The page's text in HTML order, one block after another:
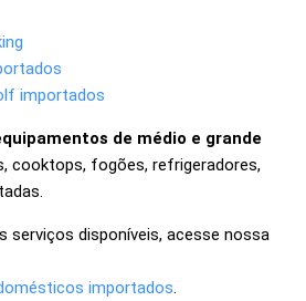
importados
de médio e grande
cooktops, fogões, refrigeradores,
serviços disponíveis, acesse nossa
importados.